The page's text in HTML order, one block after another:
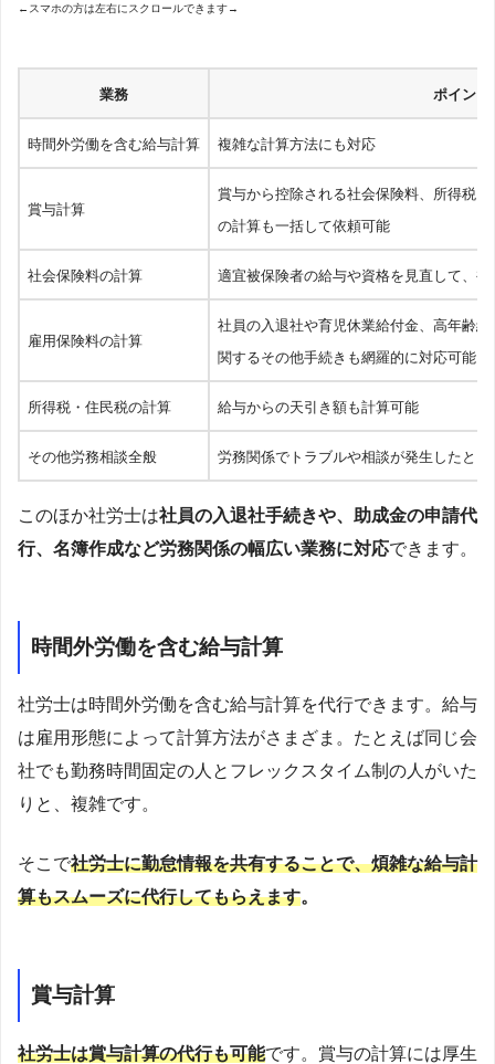
←スマホの方は左右にスクロールできます→
業務 ポイント
時間外労働を含む給与計算 複雑な計算方法にも対応
賞与計算
賞与から控除される社会保険料、所得税
の計算も一括して依頼可能
社会保険料の計算 適宜被保険者の給与や資格を見直して、
雇用保険料の計算
社員の入退社や育児休業給付金、高年齢
関するその他手続きも網羅的に対応可能
所得税・住民税の計算 給与からの天引き額も計算可能
その他労務相談全般 労務関係でトラブルや相談が発生したと
このほか社労士は社員の入退社手続きや、助成金の申請代
行、名簿作成など労務関係の幅広い業務に対応できます。
時間外労働を含む給与計算
社労士は時間外労働を含む給与計算を代行できます。給与
は雇用形態によって計算方法がさまざま。たとえば同じ会
社でも勤務時間固定の人とフレックスタイム制の人がいた
りと、複雑です。
そこで社労士に勤怠情報を共有することで、煩雑な給与計
算もスムーズに代行してもらえます。
賞与計算
社労士は賞与計算の代行も可能です。賞与の計算には厚生